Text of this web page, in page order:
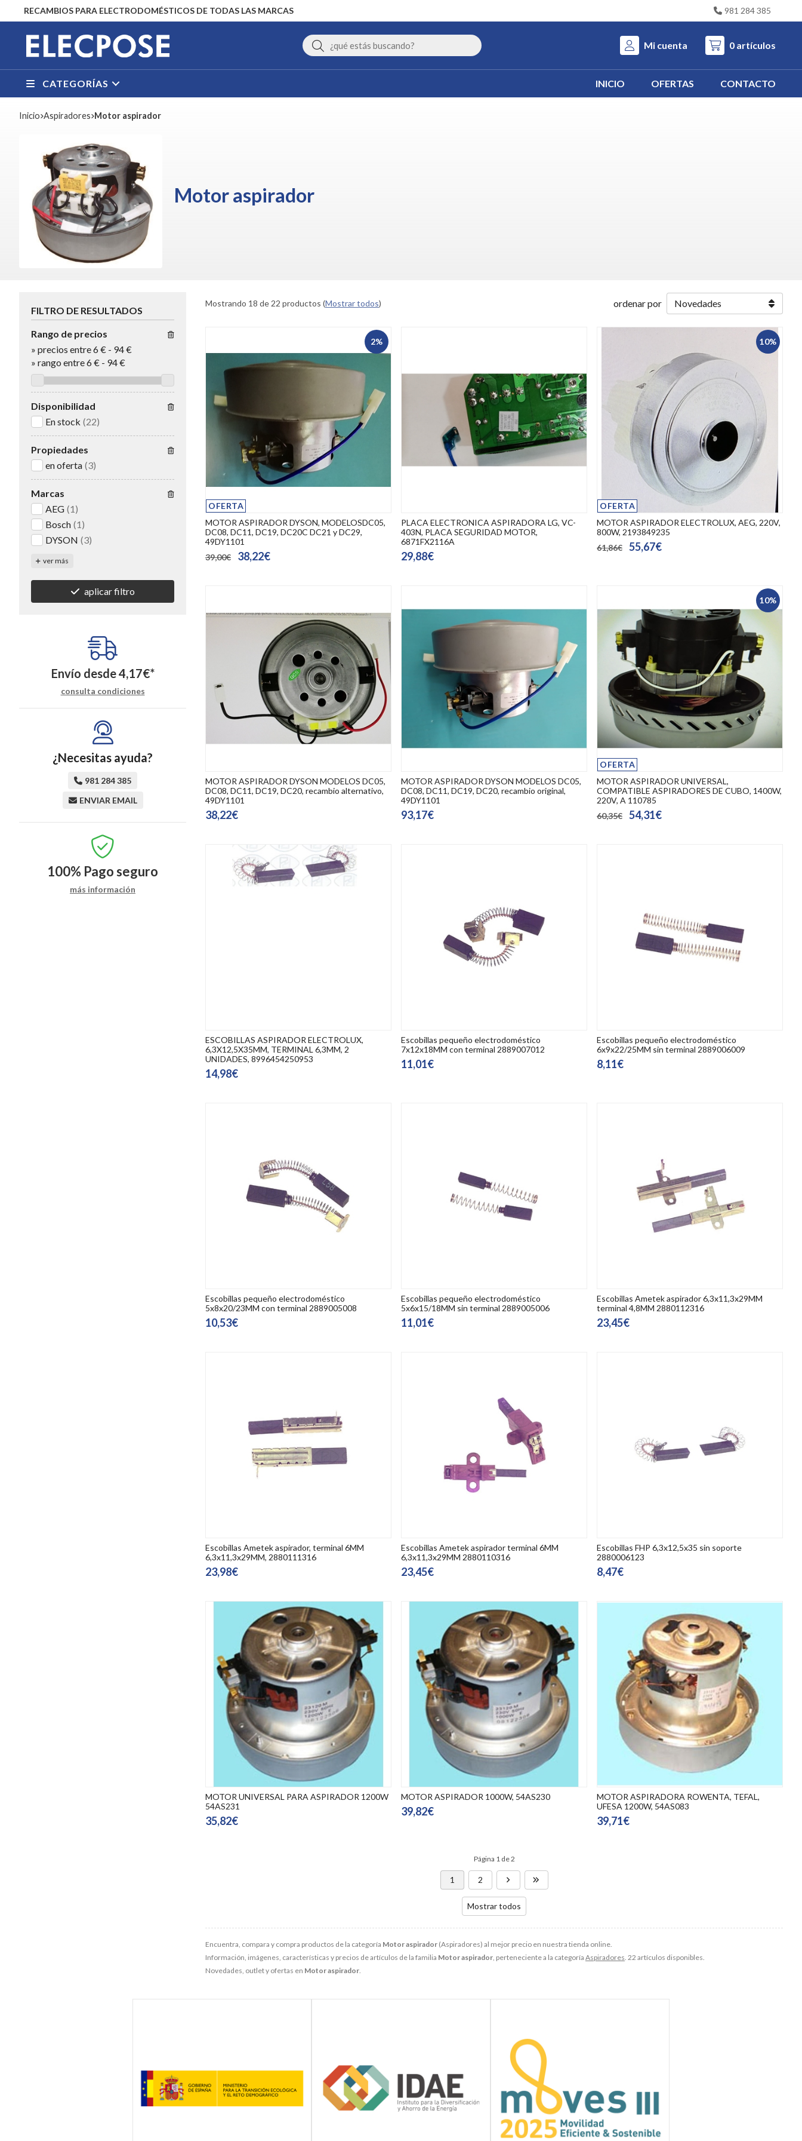
RECAMBIOS PARA ELECTRODOMÉSTICOS DE TODAS LAS MARCAS 981 284 385
Buscar Mi cuenta 0 artículos
CATEGORÍAS INICIO OFERTAS CONTACTO
Inicio aspiradores Motor aspirador
Motor aspirador
Encuentra, compara y compra productos de la categoría Motor aspirador (Aspiradores) al mejor precio en nuestra tienda online.
Información, imágenes, características y precios de artículos de la familia Motor aspirador , perteneciente a la categoría Aspiradores . 22 artículos disponibles.
Novedades, outlet y ofertas en Motor aspirador
Mostrando 18 de 22 productos (Mostrar todos) ordenar por
2%
OFERTA
MOTOR ASPIRADOR DYSON, MODELOSDC05,
DC08, DC11, DC19, DC20C DC21 y DC29,
49DY1101
39,00€
38,22€
PLACA ELECTRONICA ASPIRADORA LG, VC-
403N, PLACA SEGURIDAD MOTOR,
6871FX2116A
29,88€
10%
OFERTA
MOTOR ASPIRADOR ELECTROLUX, AEG, 220V,
800W, 2193849235
61,86€
55,67€
MOTOR ASPIRADOR DYSON MODELOS DC05,
DC08, DC11, DC19, DC20, recambio alternativo,
49DY1101
38,22€
MOTOR ASPIRADOR DYSON MODELOS DC05,
DC08, DC11, DC19, DC20, recambio original,
49DY1101
93,17€
10%
OFERTA
MOTOR ASPIRADOR UNIVERSAL,
COMPATIBLE ASPIRADORES DE CUBO, 1400W,
220V, A 110785
60,35€
54,31€
ESCOBILLAS ASPIRADOR ELECTROLUX,
6,3X12,5X35MM, TERMINAL 6,3MM, 2
UNIDADES, 8996454250953
14,98€
Escobillas pequeño electrodoméstico
7x12x18MM con terminal 2889007012
11,01€
Escobillas pequeño electrodoméstico
6x9x22/25MM sin terminal 2889006009
8,11€
Escobillas pequeño electrodoméstico
5x8x20/23MM con terminal 2889005008
10,53€
Escobillas pequeño electrodoméstico
5x6x15/18MM sin terminal 2889005006
11,01€
Escobillas Ametek aspirador 6,3x11,3x29MM
terminal 4,8MM 2880112316
23,45€
Escobillas Ametek aspirador, terminal 6MM
6,3x11,3x29MM, 2880111316
23,98€
Escobillas Ametek aspirador terminal 6MM
6,3x11,3x29MM 2880110316
23,45€
Escobillas FHP 6,3x12,5x35 sin soporte
2880006123
8,47€
MOTOR UNIVERSAL PARA ASPIRADOR 1200W
54AS231
35,82€
MOTOR ASPIRADOR 1000W, 54AS230
39,82€
MOTOR ASPIRADORA ROWENTA, TEFAL,
UFESA 1200W, 54AS083
39,71€
Página 1 de 2
1 2
Mostrar todos
FILTRO DE RESULTADOS
Rango de precios
» precios entre 6 € - 94 €
» rango entre6€ - 94€
Disponibilidad
En stock (22)
Propiedades
en oferta (3)
Marcas
AEG (1)
Bosch (1)
DYSON (3)
ver más
aplicar filtro
Envío desde4,17€*
consulta condiciones
¿Necesitas ayuda?
981 284 385
ENVIAR EMAIL
100% Pago seguro
más información